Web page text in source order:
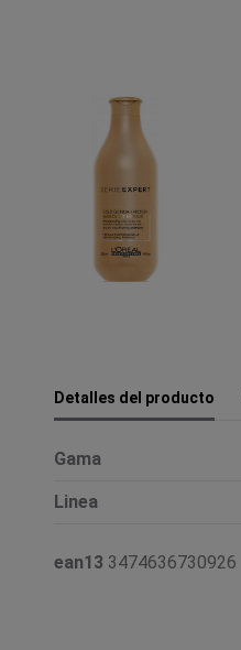
Detalles del producto
Gama
Linea
ean13 3474636730926